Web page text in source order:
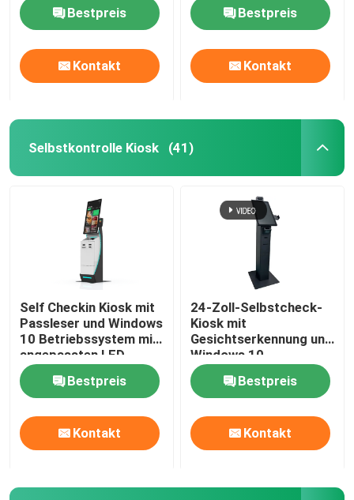
Bestpreis
Kontakt
Bestpreis
Kontakt
Selbstkontrolle Kiosk (41)
Self Checkin Kiosk mit
Passleser und Windows
10 Betriebssystem mit
angepassten LED-
Leuchten für eine
verbesserte
Besucherverwaltung
Bestpreis
Kontakt
24-Zoll-Selbstcheck-
Kiosk mit
Gesichtserkennung und
Windows 10
Betriebssystem für
sicheren Zugriff
Bestpreis
Kontakt